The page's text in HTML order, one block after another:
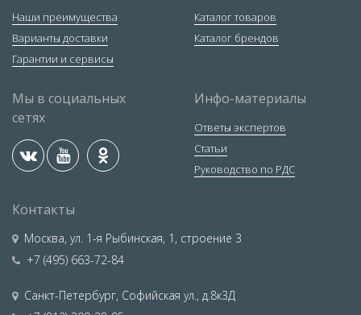
Наши преимущества
Варианты доставки
Гарантии и сервисы
Каталог товаров
Каталог брендов
Мы в социальных
сетях
Инфо-материалы
Ответы экспертов
Статьи
Руководство по РДС
Контакты
Москва, ул. 1-я Рыбинская, 1, строение 3
+7 (495) 663-72-84
Санкт-Петербург, Софийская ул., д.8к3Д